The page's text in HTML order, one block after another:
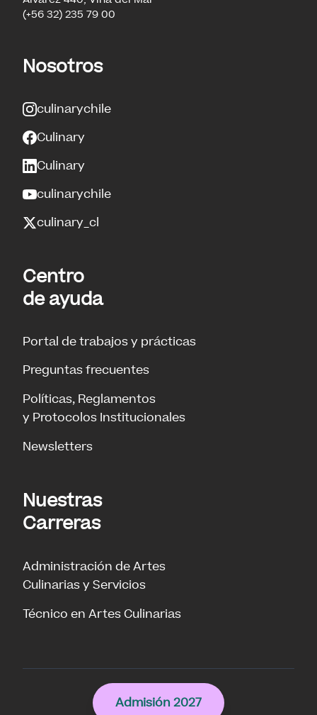
(+56 32) 235 79 00
Nosotros
culinarychile
Culinary
Culinary
culinarychile
culinary_cl
Centro
de ayuda
Portal de trabajos y prácticas
Preguntas frecuentes
Políticas, Reglamentos
y Protocolos Institucionales
Newsletters
Nuestras
Carreras
Administración de Artes
Culinarias y Servicios
Técnico en Artes Culinarias
Culinary
Admisión 2027